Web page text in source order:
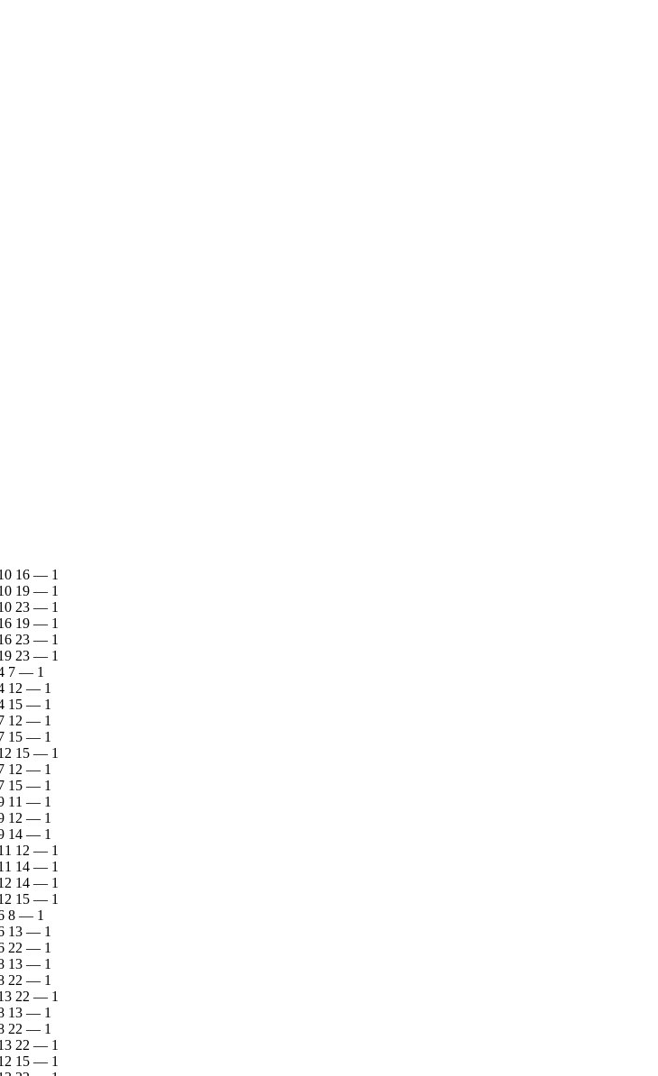
16 — 1
19 — 1
23 — 1
19 — 1
23 — 1
23 — 1
7 — 1
12 — 1
15 — 1
12 — 1
15 — 1
15 — 1
12 — 1
15 — 1
11 — 1
12 — 1
14 — 1
12 — 1
14 — 1
14 — 1
15 — 1
8 — 1
13 — 1
22 — 1
13 — 1
22 — 1
22 — 1
13 — 1
22 — 1
22 — 1
15 — 1